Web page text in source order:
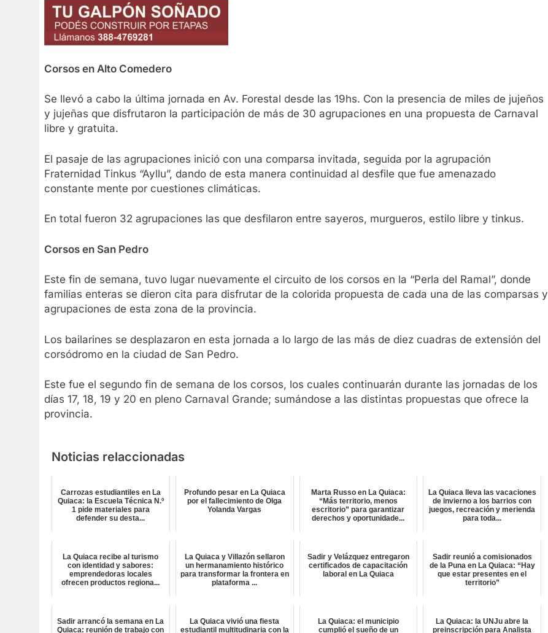
Corsos en Alto Comedero
Se llevó a cabo la última jornada en Av. Forestal desde las 19hs. Con la presencia de miles de jujeños
y jujeñas que disfrutaron la participación de más de 30 agrupaciones en una propuesta de Carnaval
libre y gratuita.
El pasaje de las agrupaciones inició con una comparsa invitada, seguida por la agrupación
Fraternidad Tinkus “Ayllu”, dando de esta manera continuidad al desfile que fue amenazado
constante mente por cuestiones climáticas.
En total fueron 32 agrupaciones las que desfilaron entre sayeros, murgueros, estilo libre y tinkus.
Corsos en San Pedro
Este fin de semana, tuvo lugar nuevamente el circuito de los corsos en la “Perla del Ramal”, donde
familias enteras se dieron cita para disfrutar de la colorida propuesta de cada una de las comparsas y
agrupaciones de esta zona de la provincia.
Los bailarines se desplazaron en esta jornada a lo largo de las más de diez cuadras de extensión del
corsódromo en la ciudad de San Pedro.
Este fue el segundo fin de semana de los corsos, los cuales continuarán durante las jornadas de los
días 17, 18, 19 y 20 en pleno Carnaval Grande; sumándose a las distintas propuestas que ofrece la
provincia.
Noticias relaccionadas
Carrozas estudiantiles en La
Quiaca: la Escuela Técnica N.º
1 pide materiales para
defender su desta...
Profundo pesar en La Quiaca
por el fallecimiento de Olga
Yolanda Vargas
Marta Russo en La Quiaca:
“Más territorio, menos
escritorio” para garantizar
derechos y oportunidade...
La Quiaca lleva las vacaciones
de invierno a los barrios con
juegos, recreación y merienda
para toda...
La Quiaca recibe al turismo
con identidad y sabores:
emprendedoras locales
ofrecen productos regiona...
La Quiaca y Villazón sellaron
un hermanamiento histórico
para transformar la frontera en
plataforma ...
Sadir y Velázquez entregaron
certificados de capacitación
laboral en La Quiaca
Sadir reunió a comisionados
de la Puna en La Quiaca: “Hay
que estar presentes en el
territorio”
Sadir arrancó la semana en La
Quiaca: reunión de trabajo con
La Quiaca vivió una fiesta
estudiantil multitudinaria con la
La Quiaca: el municipio
cumplió el sueño de un
La Quiaca: la UNJu abre la
preinscripción para Analista